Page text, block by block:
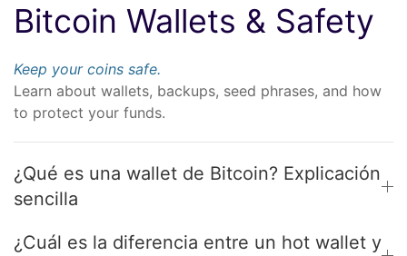
Bitcoin Wallets & Safety
Keep your coins safe.
Learn about wallets, backups, seed phrases, and how
to protect your funds.
¿Qué es una wallet de Bitcoin? Explicación
sencilla
¿Cuál es la diferencia entre un hot wallet y